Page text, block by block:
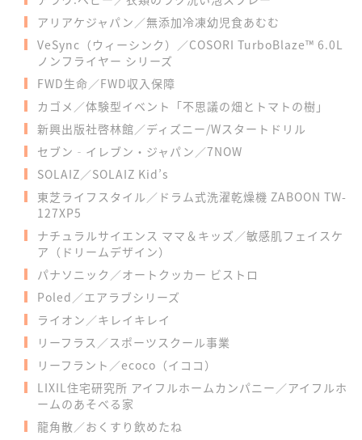
アリアケジャパン／無添加冷凍幼児食あむむ
VeSync（ウィーシンク）／COSORI TurboBlaze™ 6.0L
ノンフライヤー シリーズ
FWD生命／FWD収入保障
カゴメ／体験型イベント「不思議の畑とトマトの樹」
新興出版社啓林館／ディズニー/Wスタートドリル
セブン‐イレブン・ジャパン／7NOW
SOLAIZ／SOLAIZ Kid’s
東芝ライフスタイル／ドラム式洗濯乾燥機 ZABOON TW-
127XP5
ナチュラルサイエンス ママ＆キッズ／敏感肌フェイスケ
ア（ドリームデザイン）
パナソニック／オートクッカー ビストロ
Poled／エアラブシリーズ
ライオン／キレイキレイ
リーフラス／スポーツスクール事業
リーフラント／ecoco（イココ）
LIXIL住宅研究所 アイフルホームカンパニー／アイフルホ
ームのあそべる家
龍角散／おくすり飲めたね